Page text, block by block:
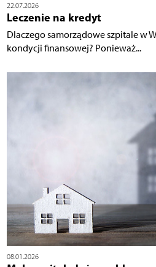
22.07.2026
Leczenie na kredyt
Dlaczego samorządowe szpitale w
kondycji finansowej? Ponieważ...
08.01.2026